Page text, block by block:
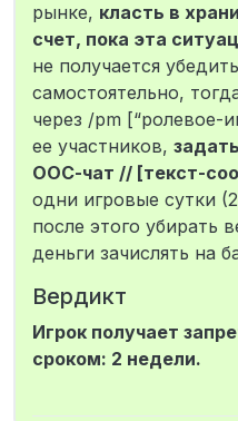
рынке, класть в
счет, пока эта
не получается
самостоятельно,
через /pm [“ролевое-
ее участников,
ООС-чат // [текст-
одни игровые сутки
после этого убирать
деньги зачислять на
Вердикт
Игрок получает
сроком: 2 недели.